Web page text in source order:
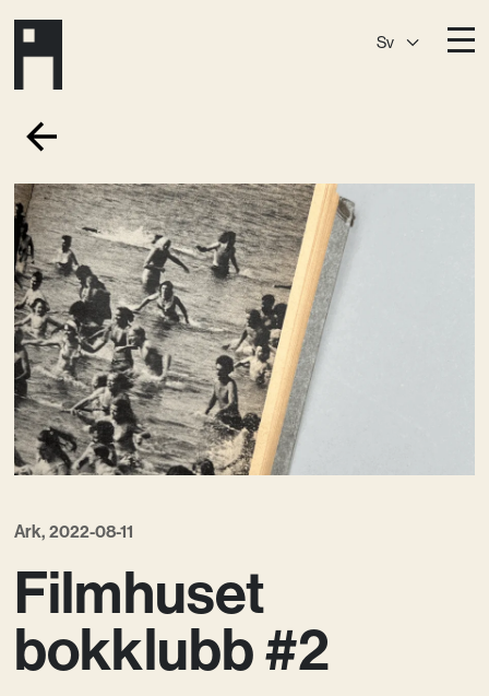
Sv
A House
A HouseSlaktis
A HouseSlussen
A HouseSickla
A HouseHagastaden
Medlemskap
Event­lokaler
Community
Kontakt
Ark, 2022-08-11
Filmhuset
bokklubb #2